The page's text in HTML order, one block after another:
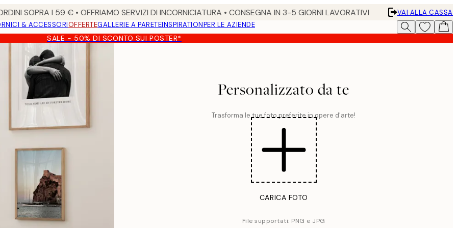
SOPRA I 59 € • OFFRIAMO SERVIZI DI INCORNICIATURA • CONSEGNA IN 3-5 GIORNI LAVORATIVI
VAI ALLA CASSA
& ACCESSORIOFFERTEGALLERIE A PARETEINSPIRATIONPER LE AZIENDE
SALE - 50% DI SCONTO SUI POSTER*
Personalizzato da te
Trasforma le tue foto preferite in opere d'arte!
CARICA FOTO
File supportati: PNG e JPG